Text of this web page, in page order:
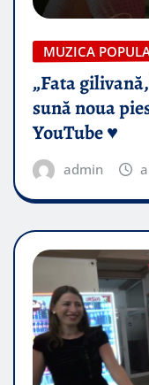
MUZICA
„Fata
sună noua
YouTube ♥️
admin